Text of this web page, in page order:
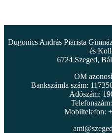
Dugonics András Piarista
és
6724 Szeged,
OM
Bankszámla szám:
Adószám:
Mobiltelefon: